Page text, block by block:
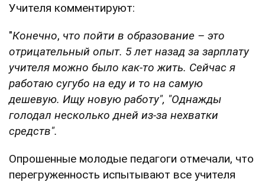
Учителя комментируют:
"Конечно, что пойти в образование – это
отрицательный опыт. 5 лет назад за зарплату
учителя можно было как-то жить. Сейчас я
работаю сугубо на еду и то на самую
дешевую. Ищу новую работу", "Однажды
голодал несколько дней из-за нехватки
средств".
Опрошенные молодые педагоги отмечали, что
перегруженность испытывают все учителя